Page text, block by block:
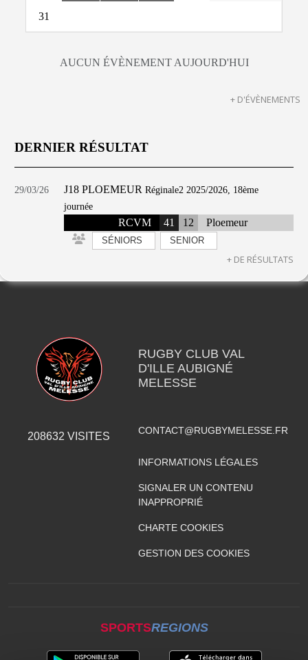
31
AUCUN ÉVÈNEMENT AUJOURD'HUI
+ D'ÉVÈNEMENTS
DERNIER RÉSULTAT
29/03/26 J18 PLOEMEUR Réginale2 2025/2026, 18ème
journée
RCVM 41 12 Ploemeur
SÉNIORS SENIOR
+ DE RÉSULTATS
208632 VISITES
RUGBY CLUB VAL
D'ILLE AUBIGNÉ
MELESSE
CONTACT@RUGBYMELESSE.FR
INFORMATIONS LÉGALES
SIGNALER UN CONTENU
INAPPROPRIÉ
CHARTE COOKIES
GESTION DES COOKIES
SPORTSREGIONS